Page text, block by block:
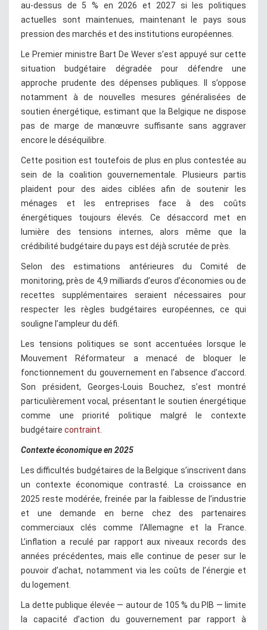
au-dessus de 5 % en 2026 et 2027 si les politiques
actuelles sont maintenues, maintenant le pays sous
pression des marchés et des institutions européennes.
Le Premier ministre Bart De Wever s’est appuyé sur cette
situation budgétaire dégradée pour défendre une
approche prudente des dépenses publiques. Il s’oppose
notamment à de nouvelles mesures généralisées de
soutien énergétique, estimant que la Belgique ne dispose
pas de marge de manœuvre suffisante sans aggraver
encore le déséquilibre.
Cette position est toutefois de plus en plus contestée au
sein de la coalition gouvernementale. Plusieurs partis
plaident pour des aides ciblées afin de soutenir les
ménages et les entreprises face à des coûts
énergétiques toujours élevés. Ce désaccord met en
lumière des tensions internes, alors même que la
crédibilité budgétaire du pays est déjà scrutée de près.
Selon des estimations antérieures du Comité de
monitoring, près de 4,9 milliards d’euros d’économies ou de
recettes supplémentaires seraient nécessaires pour
respecter les règles budgétaires européennes, ce qui
souligne l’ampleur du défi.
Les tensions politiques se sont accentuées lorsque le
Mouvement Réformateur a menacé de bloquer le
fonctionnement du gouvernement en l’absence d’accord.
Son président, Georges-Louis Bouchez, s’est montré
particulièrement vocal, présentant le soutien énergétique
comme une priorité politique malgré le contexte
budgétaire contraint.
Contexte économique en 2025
Les difficultés budgétaires de la Belgique s’inscrivent dans
un contexte économique contrasté. La croissance en
2025 reste modérée, freinée par la faiblesse de l’industrie
et une demande en berne chez des partenaires
commerciaux clés comme l’Allemagne et la France.
L’inflation a reculé par rapport aux niveaux records des
années précédentes, mais elle continue de peser sur le
pouvoir d’achat, notamment via les coûts de l’énergie et
du logement.
La dette publique élevée — autour de 105 % du PIB — limite
la capacité d’action du gouvernement par rapport à